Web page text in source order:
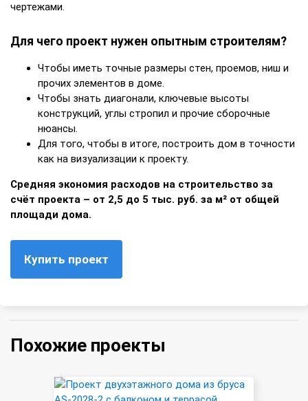
чертежами.
Для чего проект нужен опытным строителям?
Чтобы иметь точные размеры стен, проемов, ниш и
прочих элементов в доме.
Чтобы знать диагонали, ключевые высоты
конструкций, углы стропил и прочие сборочные
нюансы.
Для того, чтобы в итоге, построить дом в точности
как на визуализации к проекту.
Средняя экономия расходов на строительство за
счёт проекта – от 2,5 до 5 тыс. руб. за м² от общей
площади дома.
Купить проект
Похожие проекты